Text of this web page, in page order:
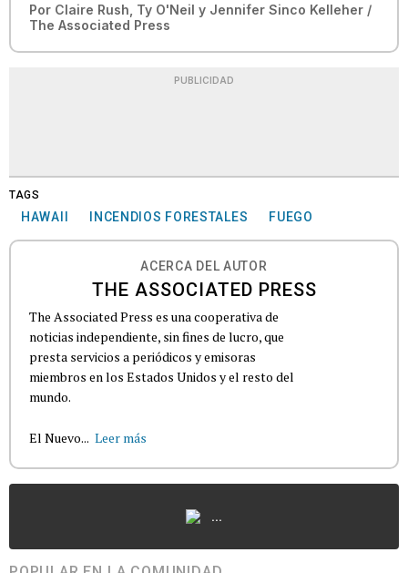
Por Claire Rush, Ty O'Neil y Jennifer Sinco Kelleher /
The Associated Press
PUBLICIDAD
TAGS
HAWAII INCENDIOS FORESTALES FUEGO
ACERCA DEL AUTOR
THE ASSOCIATED PRESS
The Associated Press es una cooperativa de
noticias independiente, sin fines de lucro, que
presta servicios a periódicos y emisoras
miembros en los Estados Unidos y el resto del
mundo.
El Nuevo... Leer más
...